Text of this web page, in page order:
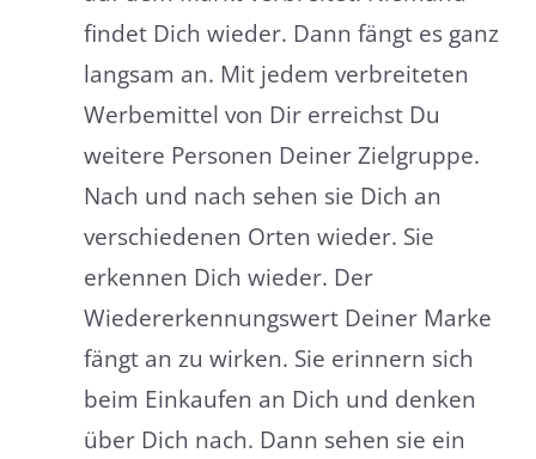
findet Dich wieder. Dann fängt es ganz
langsam an. Mit jedem verbreiteten
Werbemittel von Dir erreichst Du
weitere Personen Deiner Zielgruppe.
Nach und nach sehen sie Dich an
verschiedenen Orten wieder. Sie
erkennen Dich wieder. Der
Wiedererkennungswert Deiner Marke
fängt an zu wirken. Sie erinnern sich
beim Einkaufen an Dich und denken
über Dich nach. Dann sehen sie ein